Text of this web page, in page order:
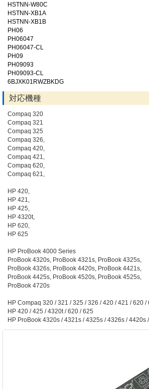
HSTNN-W80C
HSTNN-XB1A
HSTNN-XB1B
PH06
PH06047
PH06047-CL
PH09
PH09093
PH09093-CL
6BJXK01RWZBKDG
対応機種
Compaq 320
Compaq 321
Compaq 325
Compaq 326,
Compaq 420,
Compaq 421,
Compaq 620,
Compaq 621,
HP 420,
HP 421,
HP 425,
HP 4320t,
HP 620,
HP 625
HP ProBook 4000 Series
ProBook 4320s, ProBook 4321s, ProBook 4325s,
ProBook 4326s, ProBook 4420s, ProBook 4421s,
ProBook 4425s, ProBook 4520s, ProBook 4525s,
ProBook 4720s
HP Compaq 320 / 321 / 325 / 326 / 420 / 421 / 620 /
HP 420 / 425 / 4320t / 620 / 625
HP ProBook 4320s / 4321s / 4325s / 4326s / 4420s